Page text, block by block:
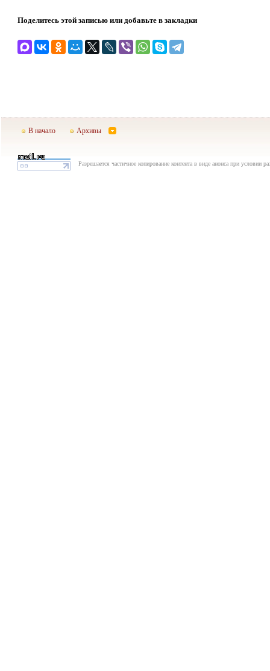
Поделитесь этой записью или добавьте в закладки
В начало Архивы
Разрешается частичное копирование контента в виде анонса при условии